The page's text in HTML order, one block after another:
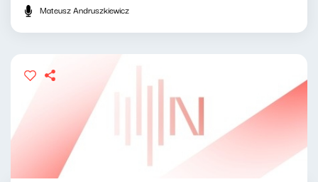
Mateusz Andruszkiewicz